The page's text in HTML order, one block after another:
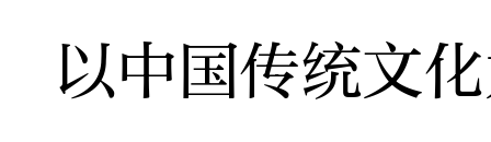
以中国传统文